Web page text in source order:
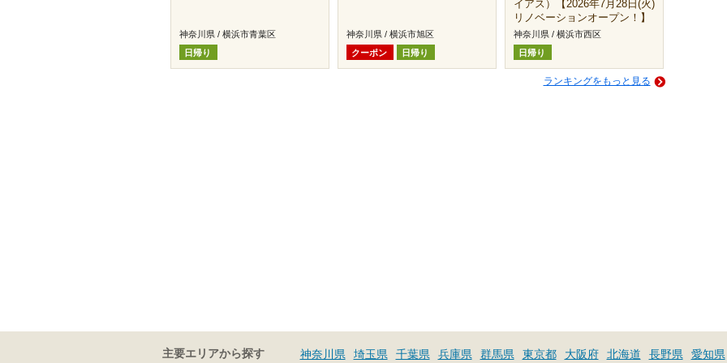
神奈川県 / 横浜市青葉区
日帰り
神奈川県 / 横浜市旭区
クーポン
日帰り
イアス）【2026年7月28日(火)
リノベーションオープン！】
神奈川県 / 横浜市西区
日帰り
ランキングをもっと見る
主要エリアから探す 神奈川県 埼玉県 千葉県 兵庫県 群馬県 東京都 大阪府 北海道 長野県 愛知県